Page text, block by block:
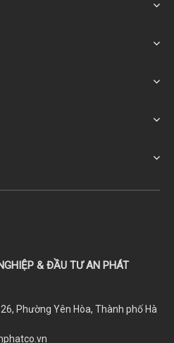
& ĐẦU TƯ AN PHÁT
Phường Yên Hòa, Thành phố Hà